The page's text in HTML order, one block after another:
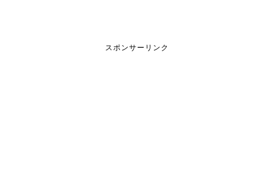
スポンサーリンク